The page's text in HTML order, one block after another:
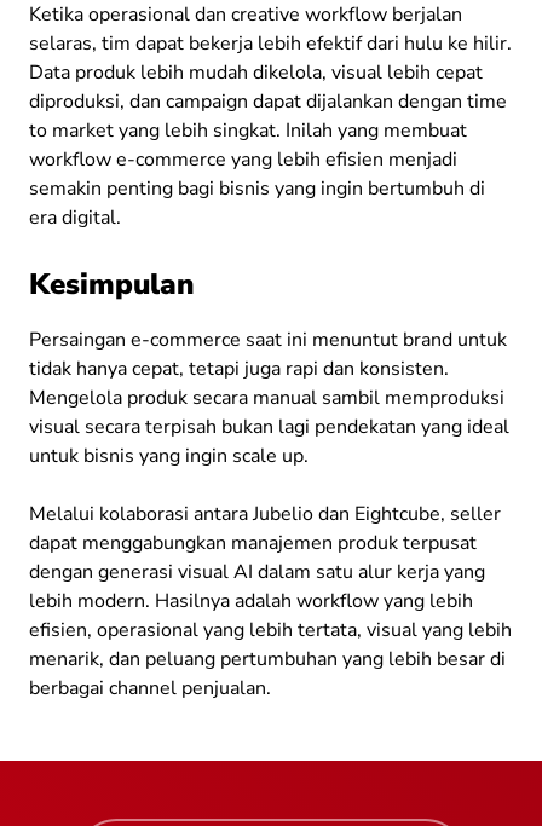
Ketika operasional dan creative workflow berjalan
selaras, tim dapat bekerja lebih efektif dari hulu ke hilir.
Data produk lebih mudah dikelola, visual lebih cepat
diproduksi, dan campaign dapat dijalankan dengan time
to market yang lebih singkat. Inilah yang membuat
workflow e-commerce yang lebih efisien menjadi
semakin penting bagi bisnis yang ingin bertumbuh di
era digital.
Kesimpulan
Persaingan e-commerce saat ini menuntut brand untuk
tidak hanya cepat, tetapi juga rapi dan konsisten.
Mengelola produk secara manual sambil memproduksi
visual secara terpisah bukan lagi pendekatan yang ideal
untuk bisnis yang ingin scale up.
Melalui kolaborasi antara Jubelio dan Eightcube, seller
dapat menggabungkan manajemen produk terpusat
dengan generasi visual AI dalam satu alur kerja yang
lebih modern. Hasilnya adalah workflow yang lebih
efisien, operasional yang lebih tertata, visual yang lebih
menarik, dan peluang pertumbuhan yang lebih besar di
berbagai channel penjualan.